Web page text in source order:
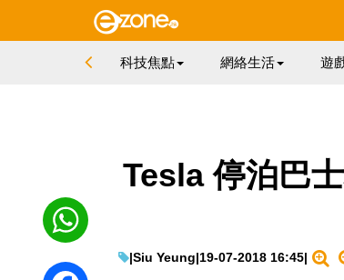
科技焦點 網絡生活 遊
Tesla 停泊巴
|Siu Yeung|19-07-2018 16:45|
WhatsApp